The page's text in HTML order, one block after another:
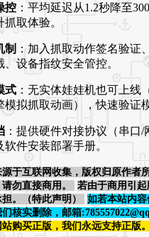
控 ：平均延迟从1.2秒降至
取体验。
制 ：加入抓取动作签名验证
、设备指纹安全管控。
式 ：无实体娃娃机也可上线
模拟抓取动画），快速验证
：提供硬件对接协议（串口/
软件安装部署手册。
于互联网收集，版权归原作者
勿直接商用。
若由于商用引起
。（特此声明）
如若本站内
核实删除，邮箱
购买正版，我们永远支持正版。